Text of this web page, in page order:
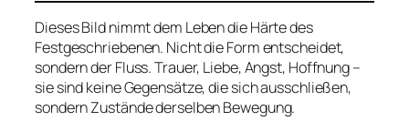
Dieses Bild nimmt dem Leben die Härte des
Festgeschriebenen. Nicht die Form entscheidet,
sondern der Fluss. Trauer, Liebe, Angst, Hoffnung –
sie sind keine Gegensätze, die sich ausschließen,
sondern Zustände derselben Bewegung.